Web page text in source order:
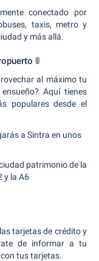
conectado por
taxis, metro y
y más allá.
🚦
al máximo tu
Aquí tienes
populares desde el
a Sintra en unos
patrimonio de la
y la A6
tarjetas de crédito y
de informar a tu
tus tarjetas.